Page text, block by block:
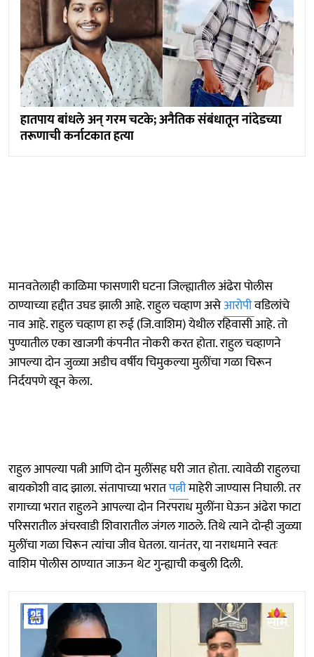
हातपाय बांधले अन् गरम चटके; अनैतिक संबंधातून नांदेडच्या
तरूणाची कर्नाटकात हत्या
मानवतेलाही काळिमा फासणारी घटना जिल्ह्यातील अंढेरा पोलीस
ठाण्याच्या हद्दीत उघड झाली आहे. राहुल चव्हाण असेआरोपीवडिलांचे
नाव आहे. राहुल चव्हाण हा रुई (जि.वाशिम) येथील रहिवासी आहे. तो
पुण्यातील एका खाजगी कंपनीत नोकरी करत होता. राहुल चव्हाणने
आपल्या दोन जुळ्या अडीच वर्षीय चिमुकल्या मुलींचा गळा चिरून
निर्दयपणे खून केला.
राहुल आपल्या पत्नी आणि दोन मुलींसह घरी जात होता. त्यावेळी राहुलचा
बायकोशी वाद झाला. संतापाच्या भरातपत्नीमाहेरी जाण्यास निघाली. तर
रागाच्या भरात राहुलने आपल्या दोन निरपराध मुलींना घेऊन अंढेरा फाटा
परिसरातील अंचरवाडी शिवारातील जंगल गाठले. तिथे त्याने दोन्ही जुळ्या
मुलींचा गळा चिरून त्यांचा जीव घेतला. यानंतर, या नराधमाने स्वतः
वाशिम पोलीस ठाण्यात जाऊन थेट गुन्ह्याची कबुली दिली.